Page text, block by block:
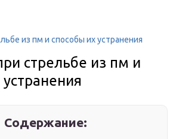
из пм и способы их устранения
стрельбе из пм и
Содержание: